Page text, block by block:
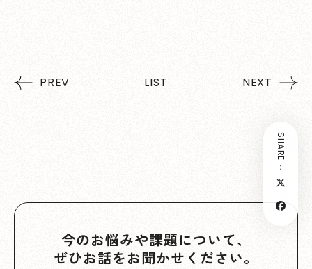
SHARE：
PREV LIST NEXT
今のお悩みや課題について、
ぜひお話をお聞かせください。